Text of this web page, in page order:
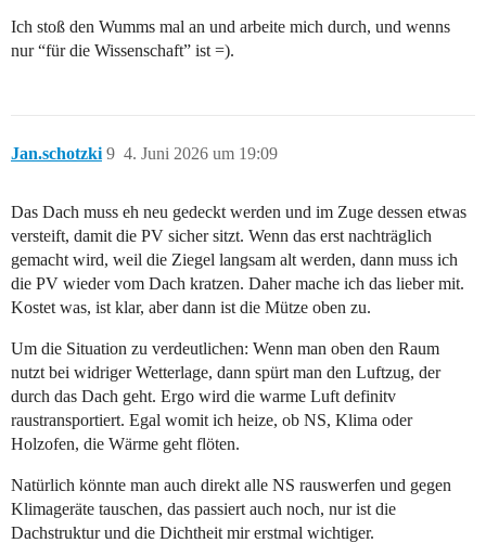
Ich stoß den Wumms mal an und arbeite mich durch, und wenns
nur “für die Wissenschaft” ist =).
Jan.schotzki 4. Juni 2026 um 19:09
9
Das Dach muss eh neu gedeckt werden und im Zuge dessen etwas
versteift, damit die PV sicher sitzt. Wenn das erst nachträglich
gemacht wird, weil die Ziegel langsam alt werden, dann muss ich
die PV wieder vom Dach kratzen. Daher mache ich das lieber mit.
Kostet was, ist klar, aber dann ist die Mütze oben zu.
Um die Situation zu verdeutlichen: Wenn man oben den Raum
nutzt bei widriger Wetterlage, dann spürt man den Luftzug, der
durch das Dach geht. Ergo wird die warme Luft definitv
raustransportiert. Egal womit ich heize, ob NS, Klima oder
Holzofen, die Wärme geht flöten.
Natürlich könnte man auch direkt alle NS rauswerfen und gegen
Klimageräte tauschen, das passiert auch noch, nur ist die
Dachstruktur und die Dichtheit mir erstmal wichtiger.